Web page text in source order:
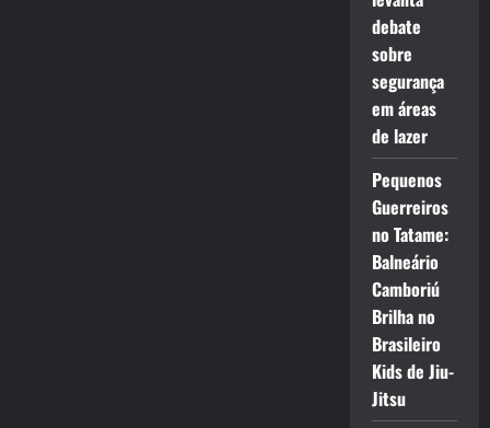
debate
sobre
segurança
em áreas
de lazer
Pequenos
Guerreiros
no Tatame:
Balneário
Camboriú
Brilha no
Brasileiro
Kids de Jiu-
Jitsu